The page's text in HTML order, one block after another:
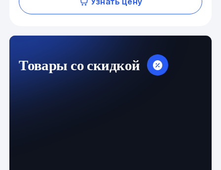
Товары со скидкой